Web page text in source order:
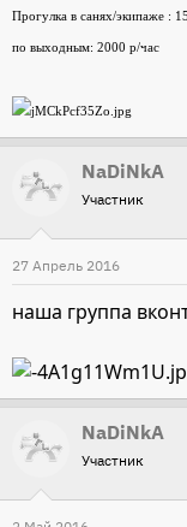
Прогулка в санях/экипаже :
по выходным: 2000 р/час
NaDiNkA
Участник
27 Апрель 2016
наша группа
NaDiNkA
Участник